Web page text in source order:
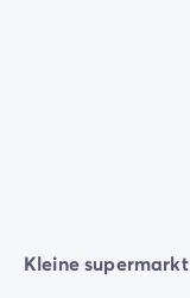
Kleine supermarkt